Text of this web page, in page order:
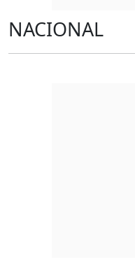
NACIONAL